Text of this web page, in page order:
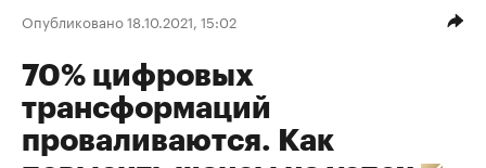
Опубликовано 18.10.2021, 15:02
70% цифровых
трансформаций
проваливаются. Как